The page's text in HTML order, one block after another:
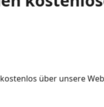
über unsere